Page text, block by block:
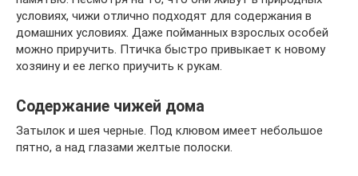
условиях, чижи отлично подходят для содержания в
домашних условиях. Даже пойманных взрослых особей
можно приручить. Птичка быстро привыкает к новому
хозяину и ее легко приучить к рукам.
Содержание чижей дома
Затылок и шея черные. Под клювом имеет небольшое
пятно, а над глазами желтые полоски.